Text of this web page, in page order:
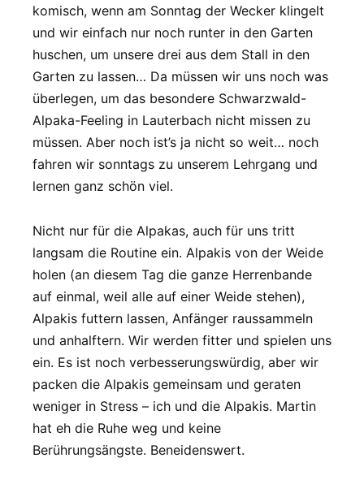
komisch, wenn am Sonntag der Wecker klingelt
und wir einfach nur noch runter in den Garten
huschen, um unsere drei aus dem Stall in den
Garten zu lassen… Da müssen wir uns noch was
überlegen, um das besondere Schwarzwald-
Alpaka-Feeling in Lauterbach nicht missen zu
müssen. Aber noch ist’s ja nicht so weit… noch
fahren wir sonntags zu unserem Lehrgang und
lernen ganz schön viel.
Nicht nur für die Alpakas, auch für uns tritt
langsam die Routine ein. Alpakis von der Weide
holen (an diesem Tag die ganze Herrenbande
auf einmal, weil alle auf einer Weide stehen),
Alpakis futtern lassen, Anfänger raussammeln
und anhalftern. Wir werden fitter und spielen uns
ein. Es ist noch verbesserungswürdig, aber wir
packen die Alpakis gemeinsam und geraten
weniger in Stress – ich und die Alpakis. Martin
hat eh die Ruhe weg und keine
Berührungsängste. Beneidenswert.